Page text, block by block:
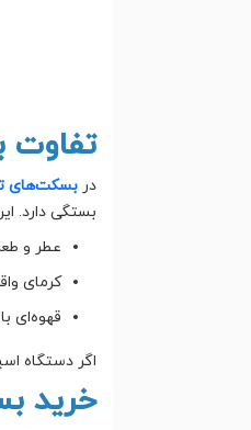
در بسکت‌های
بستگی دارد.
عطر و
کرمای
قهوه‌ای
اگر دستگاه
خرید